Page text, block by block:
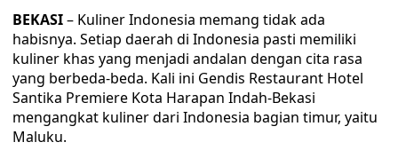
BEKASI– Kuliner Indonesia memang tidak ada
habisnya. Setiap daerah di Indonesia pasti memiliki
kuliner khas yang menjadi andalan dengan cita rasa
yang berbeda-beda. Kali ini Gendis Restaurant Hotel
Santika Premiere Kota Harapan Indah-Bekasi
mengangkat kuliner dari Indonesia bagian timur, yaitu
Maluku.